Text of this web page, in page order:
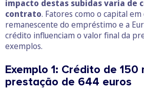
impacto destas subidas varia de
contrato. Fatores como o capital
remanescente do empréstimo e a
crédito influenciam o valor final da
exemplos.
Exemplo 1: Crédito de 150
prestação de 644 euros